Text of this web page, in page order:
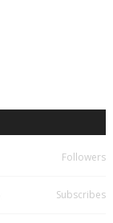
Followers
Subscribes